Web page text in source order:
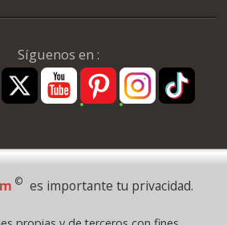
Síguenos en :
© es importante tu privacidad.